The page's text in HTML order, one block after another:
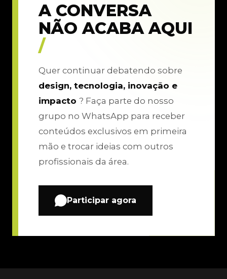
A CONVERSA
NÃO ACABA AQUI
/
Quer continuar debatendo sobre
design, tecnologia, inovação e
impacto ? Faça parte do nosso
grupo no WhatsApp para receber
conteúdos exclusivos em primeira
mão e trocar ideias com outros
profissionais da área.
Participar agora